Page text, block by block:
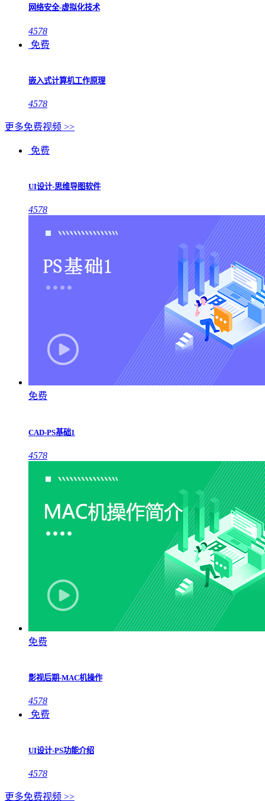
网络安全-虚拟化技术
4578
免费
嵌入式计算机工作原理
4578
更多免费视频 >>
免费
UI设计-思维导图软件
4578
免费
CAD-PS基础1
4578
免费
影视后期-MAC机操作
4578
免费
UI设计-PS功能介绍
4578
更多免费视频 >>